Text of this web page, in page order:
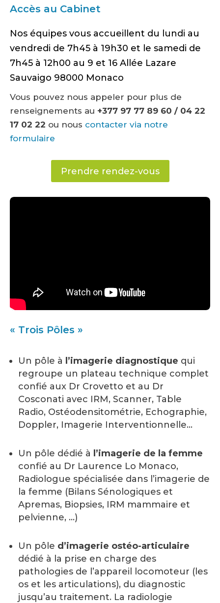
Accès au Cabinet
Nos équipes vous accueillent du lundi au
vendredi de 7h45 à 19h30 et le samedi de
7h45 à 12h00 au 9 et 16 Allée Lazare
Sauvaigo 98000 Monaco
Vous pouvez nous appeler pour plus de
renseignements au +377 97 77 89 60 / 04 22
17 02 22 ou nous contacter via notre
formulaire
Prendre rendez-vous
« Trois Pôles »
Un pôle à l’imagerie diagnostique qui
regroupe un plateau technique complet
confié aux Dr Crovetto et au Dr
Cosconati avec IRM, Scanner, Table
Radio, Ostéodensitométrie, Echographie,
Doppler, Imagerie Interventionnelle…
Un pôle dédié à l’imagerie de la femme
confié au Dr Laurence Lo Monaco,
Radiologue spécialisée dans l’imagerie de
la femme (Bilans Sénologiques et
Apremas, Biopsies, IRM mammaire et
pelvienne, …)
Un pôle d’imagerie ostéo-articulaire
dédié à la prise en charge des
pathologies de l’appareil locomoteur (les
os et les articulations), du diagnostic
jusqu’au traitement. La radiologie